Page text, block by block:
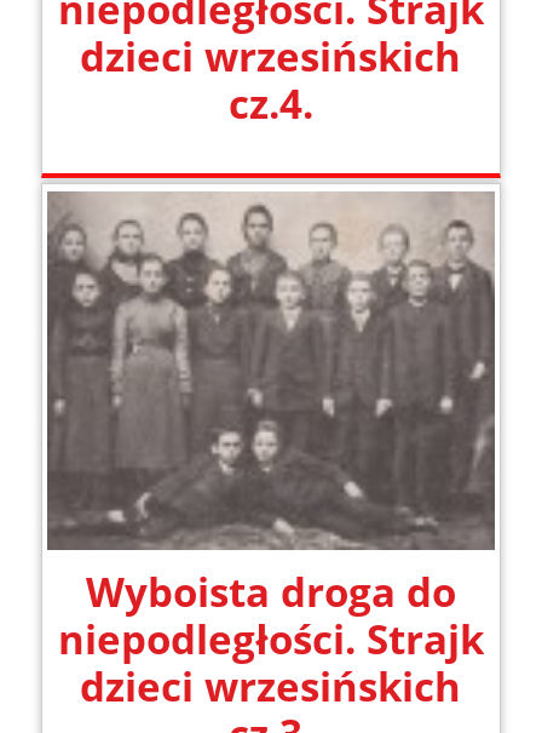
dzieci wrzesińskich
cz.4.
Wyboista droga do
niepodległości. Strajk
dzieci wrzesińskich